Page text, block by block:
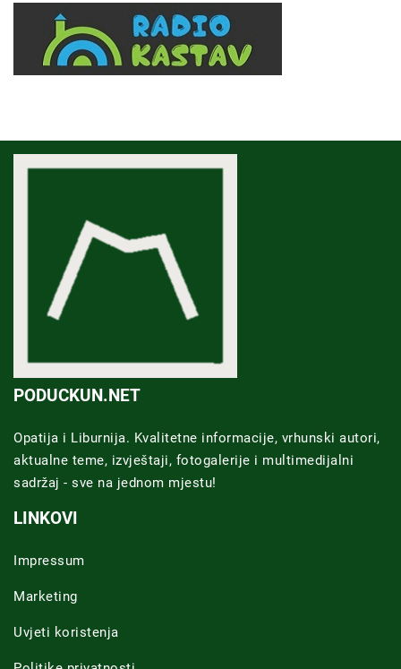
PODUCKUN.NET
Opatija i Liburnija. Kvalitetne informacije, vrhunski autori,
aktualne teme, izvještaji, fotogalerije i multimedijalni
sadržaj - sve na jednom mjestu!
LINKOVI
Impressum
Marketing
Uvjeti koristenja